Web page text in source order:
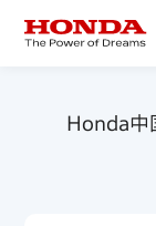
Honda中